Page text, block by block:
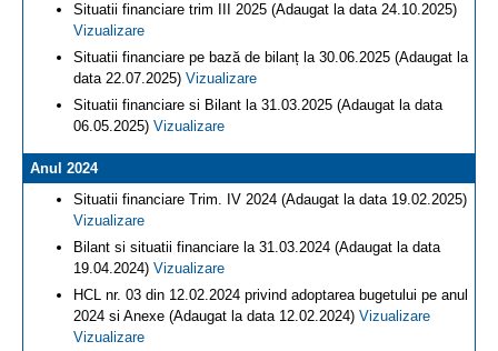
Situatii financiare trim III 2025 (Adaugat la data 24.10.2025)
Vizualizare
Situatii financiare pe bază de bilanț la 30.06.2025 (Adaugat la
data 22.07.2025) Vizualizare
Situatii financiare si Bilant la 31.03.2025 (Adaugat la data
06.05.2025) Vizualizare
Anul 2024
Situatii financiare Trim. IV 2024 (Adaugat la data 19.02.2025)
Vizualizare
Bilant si situatii financiare la 31.03.2024 (Adaugat la data
19.04.2024) Vizualizare
HCL nr. 03 din 12.02.2024 privind adoptarea bugetului pe anul
2024 si Anexe (Adaugat la data 12.02.2024) Vizualizare
Vizualizare